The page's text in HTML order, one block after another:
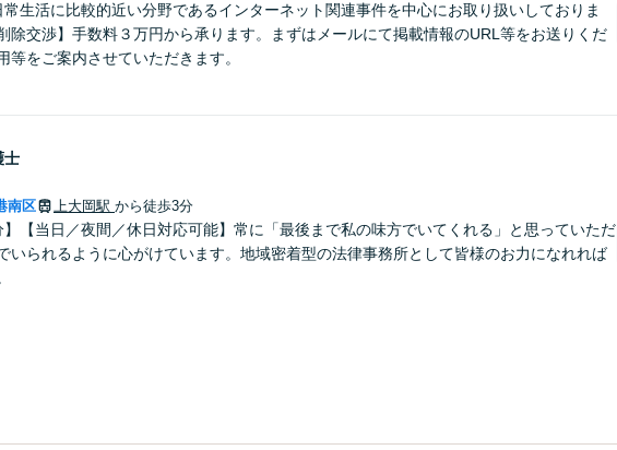
常生活に比較的近い分野であるインターネット関連事件を中心にお取り扱いしておりま
除交渉】手数料３万円から承ります。まずはメールにて掲載情報のURL等をお送りくだ
等をご案内させていただきます。
士
南区 上大岡駅 から徒歩3分
】【当日／夜間／休日対応可能】常に「最後まで私の味方でいてくれる」と思っていただ
いられるように心がけています。地域密着型の法律事務所として皆様のお力になれれば